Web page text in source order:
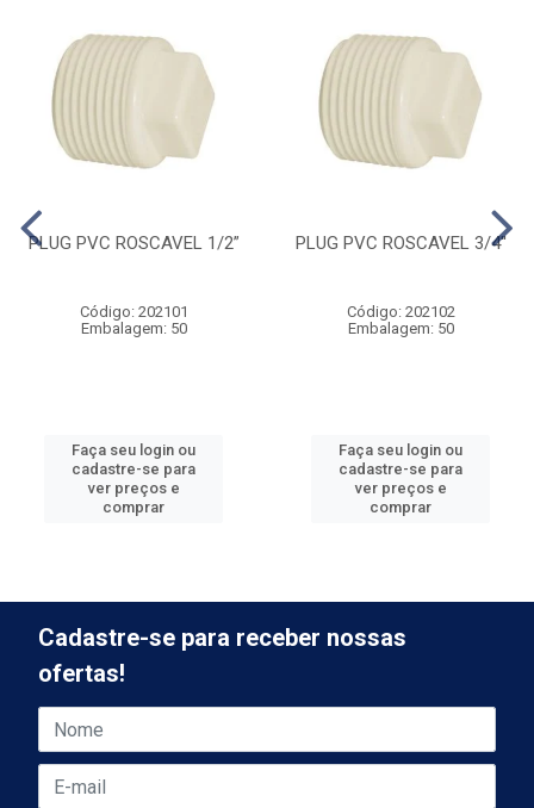
PLUG PVC ROSCAVEL 1/2”
Código: 202101
Embalagem: 50
Faça seu login ou
cadastre-se para
ver preços e
comprar
PLUG PVC ROSCAVEL 3/4''
Código: 202102
Embalagem: 50
Faça seu login ou
cadastre-se para
ver preços e
comprar
Cadastre-se para receber nossas
ofertas!